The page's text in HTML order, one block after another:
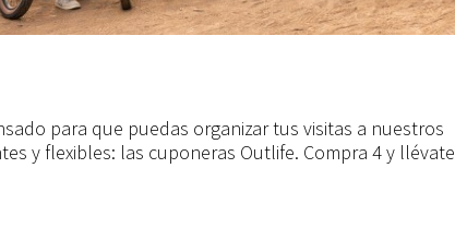
para que puedas organizar tus visitas a nuestros
y flexibles: las cuponeras Outlife. Compra 4 y llévate